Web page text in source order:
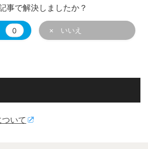
事で解決しましたか？
0 × いいえ
いて